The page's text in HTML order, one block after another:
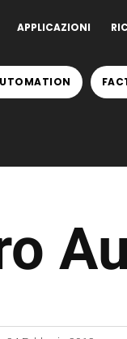
APPLICAZIONI